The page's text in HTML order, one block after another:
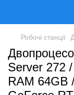
Робочі станції
Server 272
RAM 64GB